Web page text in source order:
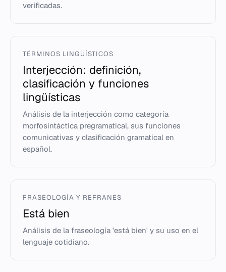
verificadas.
TÉRMINOS LINGÜÍSTICOS
Interjección: definición,
clasificación y funciones
lingüísticas
Análisis de la interjección como categoría
morfosintáctica pregramatical, sus funciones
comunicativas y clasificación gramatical en
español.
FRASEOLOGÍA Y REFRANES
Está bien
Análisis de la fraseología 'está bien' y su uso en el
lenguaje cotidiano.